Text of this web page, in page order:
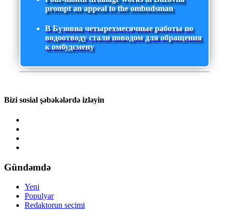
prompt an appeal to the ombudsman
В Бузовна четырехмесячные работы по
водоотводу стали поводом для обращения
к омбудсмену
Bizi sosial şəbəkələrdə izləyin
Gündəmdə
Yeni
Populyar
Redaktorun seçimi